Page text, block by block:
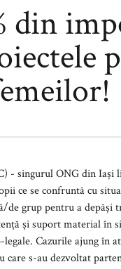
din
victime ale violenței
a persoanei